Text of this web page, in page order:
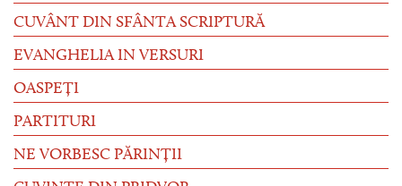
CUVÂNT DIN SFÂNTA SCRIPTURĂ
EVANGHELIA IN VERSURI
OASPEȚI
PARTITURI
NE VORBESC PĂRINȚII